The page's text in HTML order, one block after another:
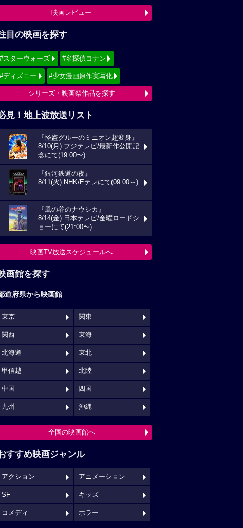
映画レビュー
目の映画を探す
#スターウォーズ #名探偵コナン
#ディズニー #少女漫画原作実写化
シリーズ・映画祭作品を探す
見！地上波放送リスト
『怪盗グルーのミニオン超変身』
8/10(月) フジテレビ/最新作公開記
念にて(19:00〜)
『銀河鉄道の夜』
8/11(火) NHK/Eテレにて(09:00～)
『風の谷のナウシカ』
8/14(金) 日本テレビ/金曜ロードシ
ョーにて(21:00〜)
映画TV放送スケジュールへ
画館を探す
道府県から映画館
東京 関東
関西 東海
北海道 東北
甲信越 北陸
中国 四国
九州 沖縄
全国の映画館へ
すすめ映画ジャンル
アクション アニメーション
SF キッズ
コメディ ホラー